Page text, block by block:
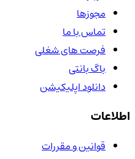
مجوزها
تماس با ما
فرصت های شغلی
باگ بانتی
دانلود اپلیکیشن
اطلاعات
قوانین و مقررات